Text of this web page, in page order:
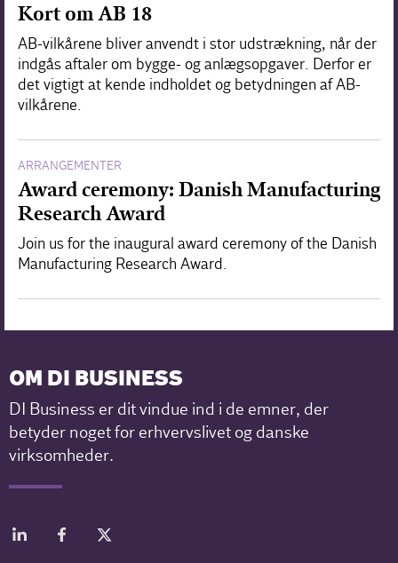
Kort om AB 18
AB-vilkårene bliver anvendt i stor udstrækning, når der
indgås aftaler om bygge- og anlægsopgaver. Derfor er
det vigtigt at kende indholdet og betydningen af AB-
vilkårene.
ARRANGEMENTER
Award ceremony: Danish Manufacturing
Research Award
Join us for the inaugural award ceremony of the Danish
Manufacturing Research Award.
OM DI BUSINESS
DI Business er dit vindue ind i de emner, der
betyder noget for erhvervslivet og danske
virksomheder.